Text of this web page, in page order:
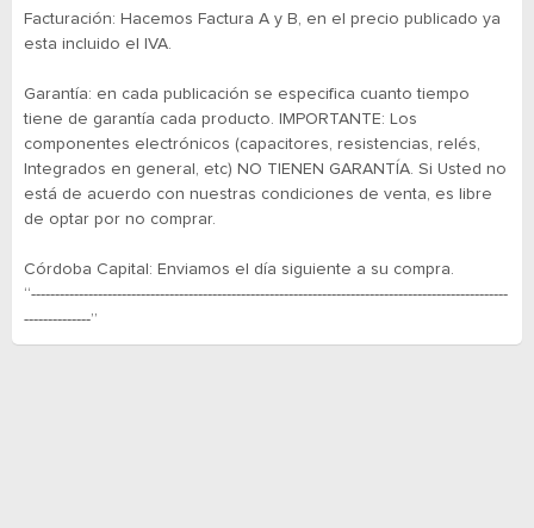
Facturación: Hacemos Factura A y B, en el precio publicado ya
esta incluido el IVA.
Garantía: en cada publicación se especifica cuanto tiempo
tiene de garantía cada producto. IMPORTANTE: Los
componentes electrónicos (capacitores, resistencias, relés,
Integrados en general, etc) NO TIENEN GARANTÍA. Si Usted no
está de acuerdo con nuestras condiciones de venta, es libre
de optar por no comprar.
Córdoba Capital: Enviamos el día siguiente a su compra.
“----------------------------------------------------------------------------------------------------
--------------”